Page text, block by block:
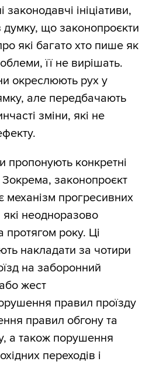
ініціативи,
що законопроєкти
які багато хто пише як
її не вирішать.
окреслюють рух у
але передбачають
зміни, які не
пропонують конкретні
законопроєкт
прогресивних
які неодноразово
року. Ці
накладати за чотири
на заборонний
жест
правил проїзду
правил обгону та
а також порушення
переходів і